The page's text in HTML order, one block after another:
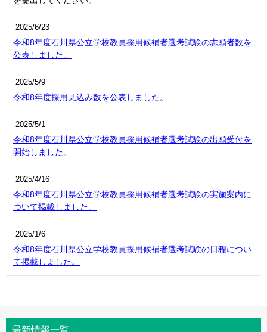
2025/6/23
令和8年度石川県公立学校教員採用候補者選考試験の志願者数を
公表しました。
2025/5/9
令和8年度採用見込み数を公表しました。
2025/5/1
令和8年度石川県公立学校教員採用候補者選考試験の出願受付を
開始しました。
2025/4/16
令和8年度石川県公立学校教員採用候補者選考試験の実施案内に
ついて掲載しました。
2025/1/6
令和8年度石川県公立学校教員採用候補者選考試験の日程につい
て掲載しました。
最新情報一覧